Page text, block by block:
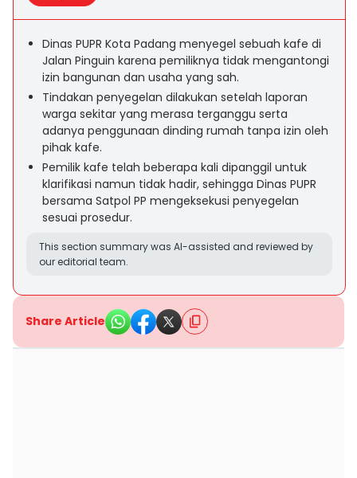
Dinas PUPR Kota Padang menyegel sebuah kafe di
Jalan Pinguin karena pemiliknya tidak mengantongi
izin bangunan dan usaha yang sah.
Tindakan penyegelan dilakukan setelah laporan
warga sekitar yang merasa terganggu serta
adanya penggunaan dinding rumah tanpa izin oleh
pihak kafe.
Pemilik kafe telah beberapa kali dipanggil untuk
klarifikasi namun tidak hadir, sehingga Dinas PUPR
bersama Satpol PP mengeksekusi penyegelan
sesuai prosedur.
This section summary was AI-assisted and reviewed by
our editorial team.
Share Article